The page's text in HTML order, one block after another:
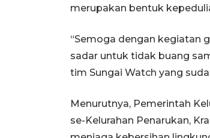
merupakan bentuk
“Semoga dengan kegiatan
sadar untuk tidak buang
tim Sungai Watch yang
Menurutnya, Pemerintah
se-Kelurahan Penarukan,